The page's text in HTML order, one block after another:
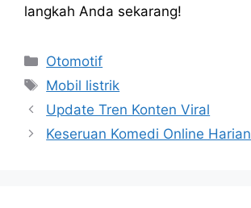
langkah Anda sekarang!
Kategori
Otomotif
Tag
Mobil listrik
Update Tren Konten Viral
Keseruan Komedi Online Harian